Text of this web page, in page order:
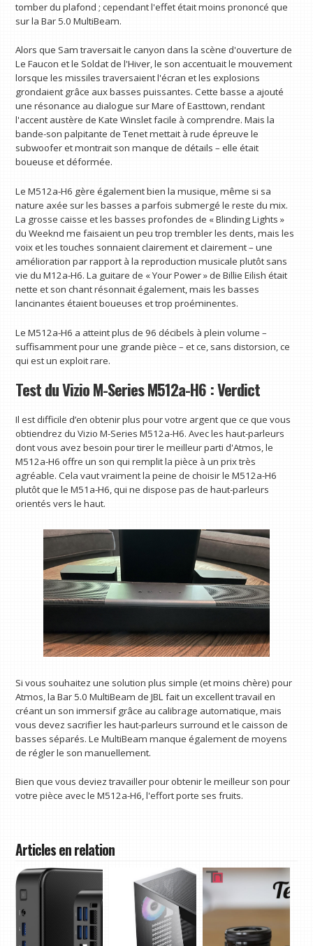
tomber du plafond ; cependant l'effet était moins prononcé que
sur la Bar 5.0 MultiBeam.
Alors que Sam traversait le canyon dans la scène d'ouverture de
Le Faucon et le Soldat de l'Hiver, le son accentuait le mouvement
lorsque les missiles traversaient l'écran et les explosions
grondaient grâce aux basses puissantes. Cette basse a ajouté
une résonance au dialogue sur Mare of Easttown, rendant
l'accent austère de Kate Winslet facile à comprendre. Mais la
bande-son palpitante de Tenet mettait à rude épreuve le
subwoofer et montrait son manque de détails – elle était
boueuse et déformée.
Le M512a-H6 gère également bien la musique, même si sa
nature axée sur les basses a parfois submergé le reste du mix.
La grosse caisse et les basses profondes de « Blinding Lights »
du Weeknd me faisaient un peu trop trembler les dents, mais les
voix et les touches sonnaient clairement et clairement – ​​une
amélioration par rapport à la reproduction musicale plutôt sans
vie du M12a-H6. La guitare de « Your Power » de Billie Eilish était
nette et son chant résonnait également, mais les basses
lancinantes étaient boueuses et trop proéminentes.
Le M512a-H6 a atteint plus de 96 décibels à plein volume –
suffisamment pour une grande pièce – et ce, sans distorsion, ce
qui est un exploit rare.
Test du Vizio M-Series M512a-H6 : Verdict
Il est difficile d’en obtenir plus pour votre argent que ce que vous
obtiendrez du Vizio M-Series M512a-H6. Avec les haut-parleurs
dont vous avez besoin pour tirer le meilleur parti d'Atmos, le
M512a-H6 offre un son qui remplit la pièce à un prix très
agréable. Cela vaut vraiment la peine de choisir le M512a-H6
plutôt que le M51a-H6, qui ne dispose pas de haut-parleurs
orientés vers le haut.
Si vous souhaitez une solution plus simple (et moins chère) pour
Atmos, la Bar 5.0 MultiBeam de JBL fait un excellent travail en
créant un son immersif grâce au calibrage automatique, mais
vous devez sacrifier les haut-parleurs surround et le caisson de
basses séparés. Le MultiBeam manque également de moyens
de régler le son manuellement.
Bien que vous deviez travailler pour obtenir le meilleur son pour
votre pièce avec le M512a-H6, l'effort porte ses fruits.
Articles en relation